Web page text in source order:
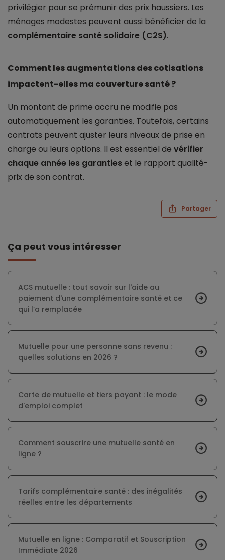
privilégier pour se prémunir des prix haussiers. Les
ménages modestes peuvent aussi bénéficier de la
complémentaire santé solidaire (C2S).
Comment les augmentations des cotisations
impactent-elles ma couverture santé ?
Un montant de prime accru ne modifie pas
automatiquement les garanties. Toutefois, certains
contrats peuvent ajuster leurs niveaux de prise en
charge ou leurs options. Il est essentiel de vérifier
chaque année les garantieset le rapport qualité-
prix de son contrat.
Partager
Ça peut vous intéresser
ACS mutuelle : tout savoir sur l'aide au
paiement d'une complémentaire santé et ce
qui l’a remplacée
Mutuelle pour une personne sans revenu :
quelles solutions en 2026 ?
Carte de mutuelle et tiers payant : le mode
d'emploi complet
Comment souscrire une mutuelle santé en
ligne ?
Tarifs complémentaire santé : des inégalités
réelles entre les départements
Mutuelle en ligne : Comparatif et Souscription
Immédiate 2026